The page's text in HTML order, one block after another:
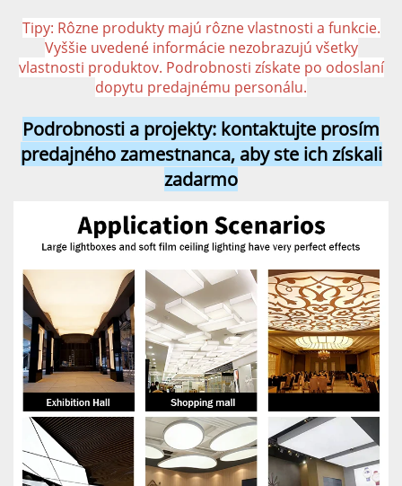
Tipy: Rôzne produkty majú rôzne vlastnosti a funkcie.
Vyššie uvedené informácie nezobrazujú všetky
vlastnosti produktov. Podrobnosti získate po odoslaní
dopytu predajnému personálu.
Podrobnosti a projekty: kontaktujte prosím
predajného zamestnanca, aby ste ich získali
zadarmo